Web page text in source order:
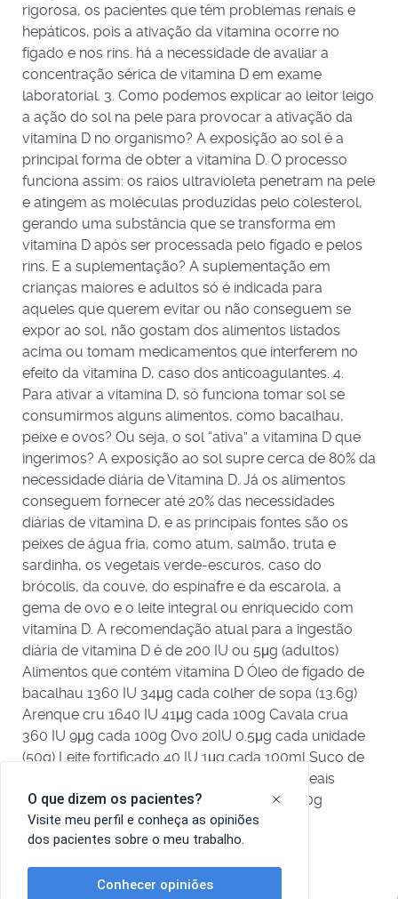
rigorosa, os pacientes que têm problemas renais e
hepáticos, pois a ativação da vitamina ocorre no
fígado e nos rins. há a necessidade de avaliar a
concentração sérica de vitamina D em exame
laboratorial. 3. Como podemos explicar ao leitor leigo
a ação do sol na pele para provocar a ativação da
vitamina D no organismo? A exposição ao sol é a
principal forma de obter a vitamina D. O processo
funciona assim: os raios ultravioleta penetram na pele
e atingem as moléculas produzidas pelo colesterol,
gerando uma substância que se transforma em
vitamina D após ser processada pelo fígado e pelos
rins. E a suplementação? A suplementação em
crianças maiores e adultos só é indicada para
aqueles que querem evitar ou não conseguem se
expor ao sol, não gostam dos alimentos listados
acima ou tomam medicamentos que interferem no
efeito da vitamina D, caso dos anticoagulantes. 4.
Para ativar a vitamina D, só funciona tomar sol se
consumirmos alguns alimentos, como bacalhau,
peixe e ovos? Ou seja, o sol “ativa” a vitamina D que
ingerimos? A exposição ao sol supre cerca de 80% da
necessidade diária de Vitamina D. Já os alimentos
conseguem fornecer até 20% das necessidades
diárias de vitamina D, e as principais fontes são os
peixes de água fria, como atum, salmão, truta e
sardinha, os vegetais verde-escuros, caso do
brócolis, da couve, do espinafre e da escarola, a
gema de ovo e o leite integral ou enriquecido com
vitamina D. A recomendação atual para a ingestão
diária de vitamina D é de 200 IU ou 5μg (adultos)
Alimentos que contém vitamina D Óleo de fígado de
bacalhau 1360 IU 34μg cada colher de sopa (13.6g)
Arenque cru 1640 IU 41μg cada 100g Cavala crua
360 IU 9μg cada 100g Ovo 20IU 0.5μg cada unidade
(50g) Leite fortificado 40 IU 1μg cada 100ml Suco de
laranja fortificado 40 IU 1μg cada 100ml Cereais
matinais prontos 40-140 IU 1-3.5μg cada 100g